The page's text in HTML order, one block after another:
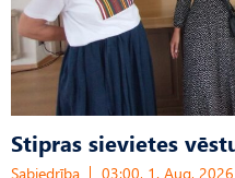
Stipras sievietes
Sabiedrība 03:00, 1. Aug, 2026